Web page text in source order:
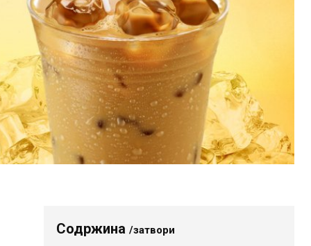
Содржина/затвори